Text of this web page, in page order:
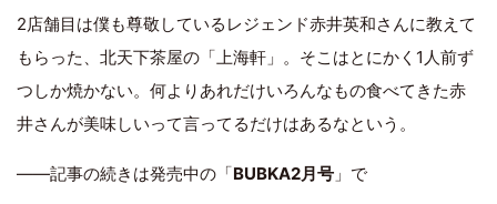
2店舗目は僕も尊敬しているレジェンド赤井英和さんに教えて
もらった、北天下茶屋の「上海軒」。そこはとにかく1人前ず
つしか焼かない。何よりあれだけいろんなもの食べてきた赤
井さんが美味しいって言ってるだけはあるなという。
――記事の続きは発売中の「BUBKA2月号 」で